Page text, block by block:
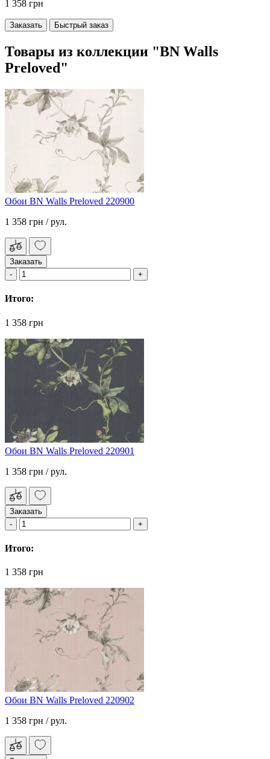
1 358 грн
Заказать Быстрый заказ
Товары из коллекции "BN Walls
Preloved"
Обои BN Walls Preloved 220900
1 358 грн / рул.
Заказать
Итого:
1 358 грн
Обои BN Walls Preloved 220901
1 358 грн / рул.
Заказать
Итого:
1 358 грн
Обои BN Walls Preloved 220902
1 358 грн / рул.